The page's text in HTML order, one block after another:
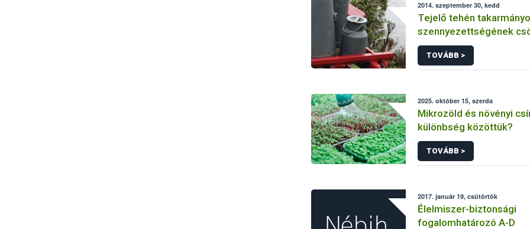
2014. szeptember 30, kedd
Tejelő tehén
szennyezettségének
lehetőségei
TOVÁBB >
2025. október 15, szerda
Mikrozöld és növényi
különbség közöttük?
TOVÁBB >
2017. január 19, csütörtök
Élelmiszer-biztonsági
fogalomhatározó A-D